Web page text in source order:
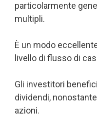
particolarmente
multipli.
È un modo
livello di flusso di
Gli investitori
dividendi,
azioni.